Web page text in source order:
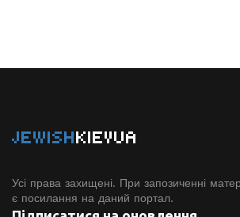
JEWISHKIEVUA
Усі права захищені. При запозиченні
є посилання на даний портал.